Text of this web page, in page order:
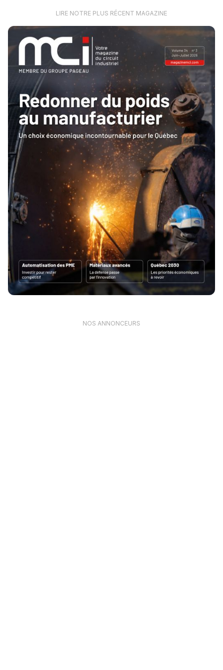
LIRE NOTRE PLUS RÉCENT MAGAZINE
NOS ANNONCEURS